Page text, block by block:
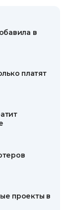
в
платят
проекты в